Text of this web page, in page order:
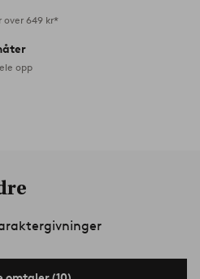
over 649 kr*
opp